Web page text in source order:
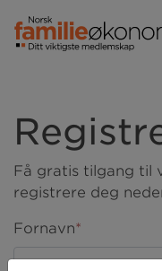
Få gratis tilgang til
registrere deg
Fornavn*